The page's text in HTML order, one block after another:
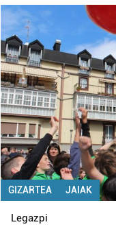
GIZARTEA JAIAK
Legazpi